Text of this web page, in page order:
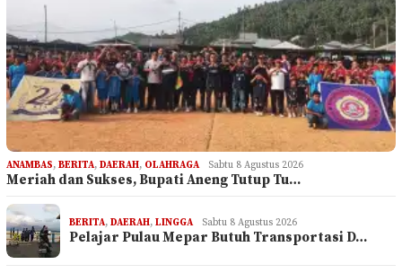
ANAMBAS, BERITA, DAERAH, OLAHRAGA Sabtu 8 Agustus 2026
Meriah dan Sukses, Bupati Aneng Tutup Tu…
BERITA, DAERAH, LINGGA Sabtu 8 Agustus 2026
Pelajar Pulau Mepar Butuh Transportasi D…